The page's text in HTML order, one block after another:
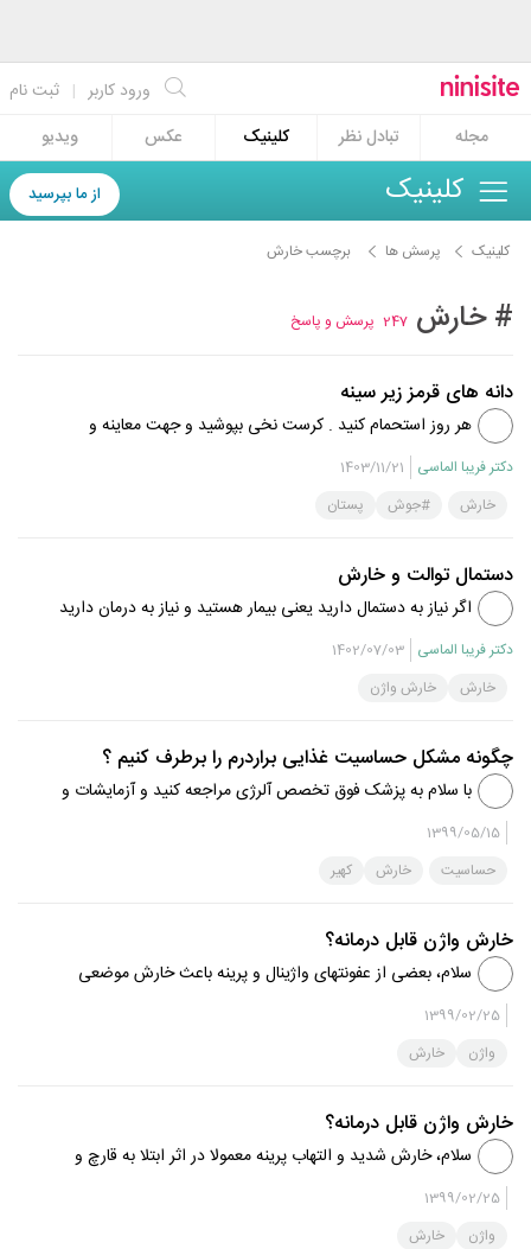
ثبت نام | ورود کاربر
مجله
تبادل نظر کلینیک عکس ویدیو
از ما بپرسید کلینیک
کلینیک پرسش ها برچسب خارش
# خارش 247 پرسش و پاسخ
دانه های قرمز زیر سینه
هر روز استحمام کنید . کرست نخی بپوشید و جهت معاینه و
درمان مناسب مراجعه کنید .
دکتر فریبا الماسی
1403/11/21
خارش
#جوش پستان
دستمال توالت و خارش
اگر نیاز به دستمال دارید یعنی بیمار هستید و نیاز به درمان دارید
. جهت معاینه و درمان مناسب مراجعه کنید .
دکتر فریبا الماسی 1402/07/03
خارش
خارش واژن
چگونه مشکل حساسیت غذایی براردرم را برطرف کنیم ؟
با سلام به پزشک فوق تخصص آلرژی مراجعه کنید و آزمایشات و
تست های لازم رو بدید
1399/05/15
حساسیت
خارش کهیر
خارش واژن قابل درمانه؟
سلام، بعضی از عفونتهای واژینال و پرینه باعث خارش موضعی
محل ابتلا میشوند که باید بعد از معاینه بر حسب نوع عفونت،
درمان اختصاصی آن را انتخاب کرد. شایعترین علل خارش
1399/02/25
واژن
خارش
خارش واژن قابل درمانه؟
سلام، خارش شدید و التهاب پرینه معمولا در اثر ابتلا به قارچ و
تریکومونا ایجاد میشود. به ماما یا پزشک مراجعه کنید تا بعد از
معاینه داروی شما را انتخاب کند. البته خشکی واژن هم
1399/02/25
واژن
خارش